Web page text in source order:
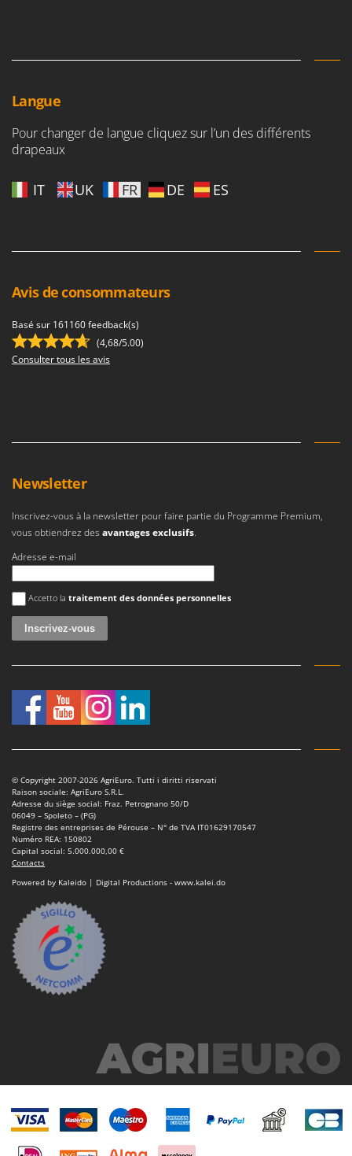
Trev - Abrek - TecnoVIR
Troy-Bilt
U
Udor
Weber
WIDU
Y
Z
ZGrills
Zodiac
Zomax
Langue
Pour changer de langue cliquez sur l’un des différents
drapeaux
IT UK FR DE ES
Avis de consommateurs
Basé sur 161160 feedback(s)
(4,68/5.00)
Consulter tous les avis
Newsletter
Inscrivez-vous à la newsletter pour faire partie du Programme Premium,
vous obtiendrez des avantages exclusifs.
Adresse e-mail
Une erreur est survenue
Accetto la traitement des données personnelles
© Copyright 2007-2026 AgriEuro. Tutti i diritti riservati
Raison sociale: AgriEuro S.R.L.
Adresse du siège social: Fraz. Petrognano 50/D
06049 – Spoleto – (PG)
Registre des entreprises de Pérouse – N° de TVA IT01629170547
Numéro REA: 150802
Capital social: 5.000.000,00 €
Contacts
Powered by Kaleido | Digital Productions - www.kalei.do